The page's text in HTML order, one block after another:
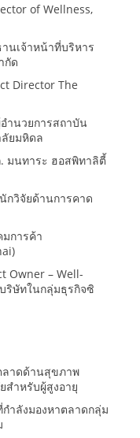
of Wellness,
นเจ้าหน้าที่บริหาร
กัด
Director The
ำนวยการสถาบัน
ยมหิดล
มนทาระ ฮอสพิทาลิตี้
วิจัยด้านการคาด
การค้า
– Well-
ริษัทในกลุ่มธุรกิจซิ
ลาดด้านสุขภาพ
สำหรับผู้สูงอายุ
ำลังมองหาตลาดกลุ่ม